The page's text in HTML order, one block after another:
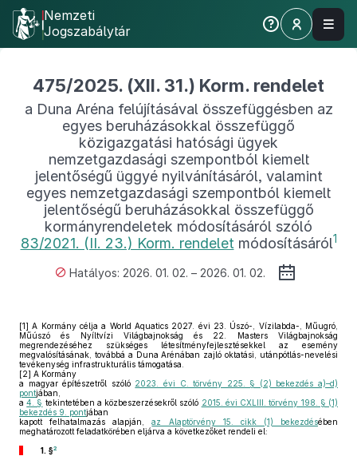
Nemzeti
Jogszabálytár
475/2025. (XII. 31.) Korm. rendelet
a Duna Aréna felújításával összefüggésben az
egyes beruházásokkal összefüggő
közigazgatási hatósági ügyek
nemzetgazdasági szempontból kiemelt
jelentőségű üggyé nyilvánításáról, valamint
egyes nemzetgazdasági szempontból kiemelt
jelentőségű beruházásokkal összefüggő
kormányrendeletek módosításáról szóló
83/2021. (II. 23.) Korm. rendelet módosításáról1
Hatályos: 2026. 01. 02. – 2026. 01. 02.
[1] A Kormány célja a World Aquatics 2027. évi 23. Úszó-, Vízilabda-, Műugró,
Műúszó és Nyíltvízi Világbajnokság és 22. Masters Világbajnokság
megrendezéséhez szükséges létesítményfejlesztésekkel az esemény
megvalósításának, továbbá a Duna Arénában zajló oktatási, utánpótlás-nevelési
tevékenység infrastrukturális támogatása.
[2] A Kormány
a magyar építészetről szóló 2023. évi C. törvény 225. § (2) bekezdés a)–d)
pontjában,
a4. § tekintetében a közbeszerzésekről szóló 2015. évi CXLIII. törvény 198. § (1)
bekezdés 9. pontjában
kapott felhatalmazás alapján,az Alaptörvény 15. cikk (1) bekezdésében
meghatározott feladatkörében eljárva a következőket rendeli el:
1. §2